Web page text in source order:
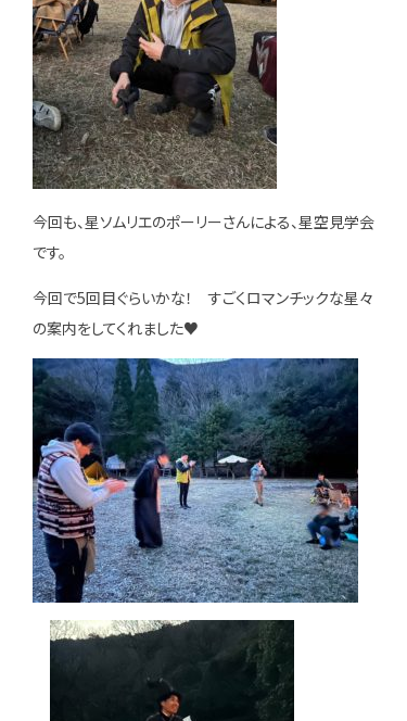
今回も、星ソムリエのポーリーさんによる、星空見学会
です。
今回で5回目ぐらいかな！ すごくロマンチックな星々
の案内をしてくれました♥